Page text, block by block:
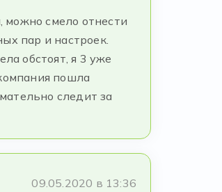
можно смело отнести
пар и настроек.
обстоят, я 3 уже
пошла
следит за
09.05.2020 в 13:36